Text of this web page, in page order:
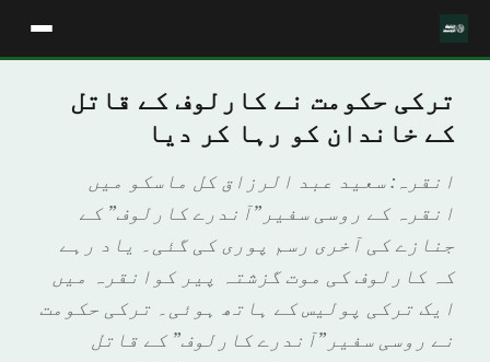
ترکی حکومت نے کارلوف کے قاتل
کے خاندان کو رہا کر دیا
انقرہ: سعید عبد الرزاق کل ماسکو میں
انقرہ کے روسی سفیر”آندرے کارلوف” کے
جنازے کی آخری رسم پوری کی گئی۔ یاد رہے
کہ کارلوف کی موت گزشتہ پیر کوانقرہ میں
ایک ترکی پولیس کے ہاتھ ہوئی۔ ترکی حکومت
نے روسی سفیر”آندرے کارلوف” کے قاتل